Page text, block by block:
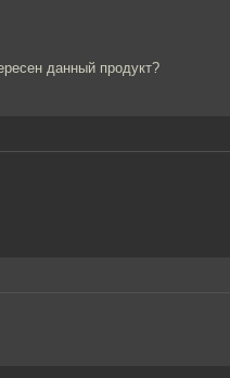
данный продукт?